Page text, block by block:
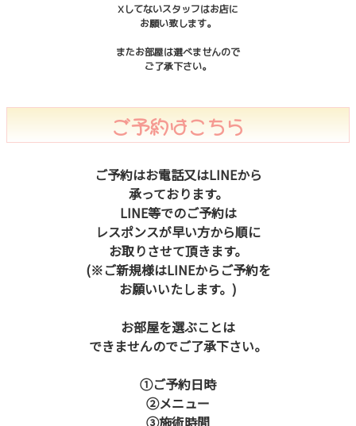
Xしてないスタッフはお店に
お願い致します。
またお部屋は選べませんので
ご了承下さい。
ご予約はこちら
ご予約はお電話又はLINEから
承っております。
LINE等でのご予約は
レスポンスが早い方から順に
お取りさせて頂きます。
(※ご新規様はLINEからご予約を
お願いいたします。)
お部屋を選ぶことは
できませんのでご了承下さい。
①ご予約日時
②メニュー
③施術時間